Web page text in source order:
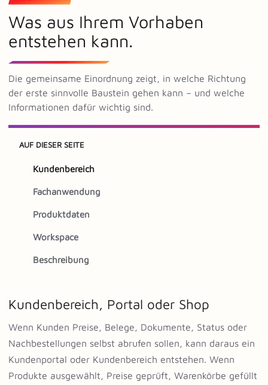
Was aus Ihrem Vorhaben
entstehen kann.
Die gemeinsame Einordnung zeigt, in welche Richtung
der erste sinnvolle Baustein gehen kann – und welche
Informationen dafür wichtig sind.
AUF DIESER SEITE
Kundenbereich
Fachanwendung
Produktdaten
Workspace
Beschreibung
Kundenbereich, Portal oder Shop
Wenn Kunden Preise, Belege, Dokumente, Status oder
Nachbestellungen selbst abrufen sollen, kann daraus ein
Kundenportal oder Kundenbereich entstehen. Wenn
Produkte ausgewählt, Preise geprüft, Warenkörbe gefüllt